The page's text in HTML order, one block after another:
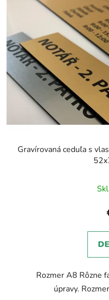
Gravírovaná ceduľa s
Rozmer A8 Rôzne
úpravy.